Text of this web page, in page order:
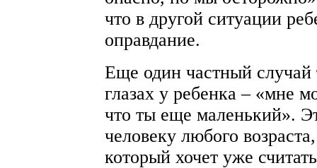
что в другой ситуации
оправдание.
Еще один частный случай
глазах у ребенка – «мне
что ты еще маленький».
человеку любого
который хочет уже